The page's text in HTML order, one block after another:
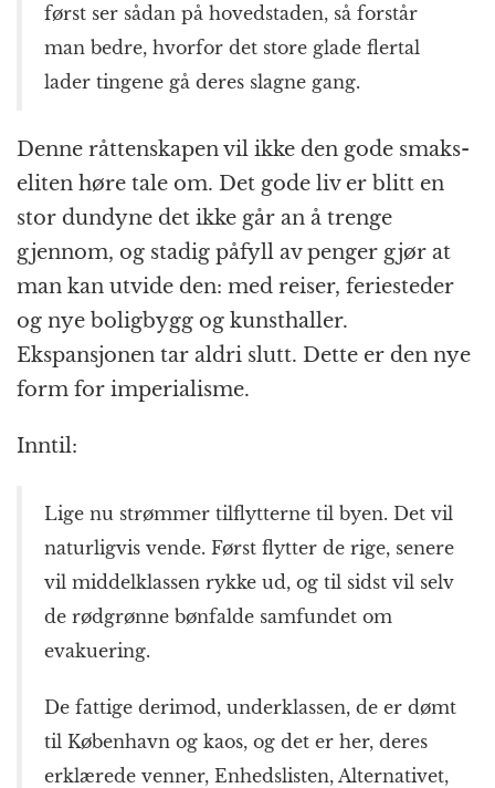
først ser sådan på hovedstaden, så forstår
man bedre, hvorfor det store glade flertal
lader tingene gå deres slagne gang.
Denne råttenskapen vil ikke den gode smaks-
eliten høre tale om. Det gode liv er blitt en
stor dundyne det ikke går an å trenge
gjennom, og stadig påfyll av penger gjør at
man kan utvide den: med reiser, feriesteder
og nye boligbygg og kunsthaller.
Ekspansjonen tar aldri slutt. Dette er den nye
form for imperialisme.
Inntil:
Lige nu strømmer tilflytterne til byen. Det vil
naturligvis vende. Først flytter de rige, senere
vil middelklassen rykke ud, og til sidst vil selv
de rødgrønne bønfalde samfundet om
evakuering.
De fattige derimod, underklassen, de er dømt
til København og kaos, og det er her, deres
erklærede venner, Enhedslisten, Alternativet,